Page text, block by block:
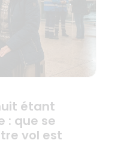
étant
: que se
vol est